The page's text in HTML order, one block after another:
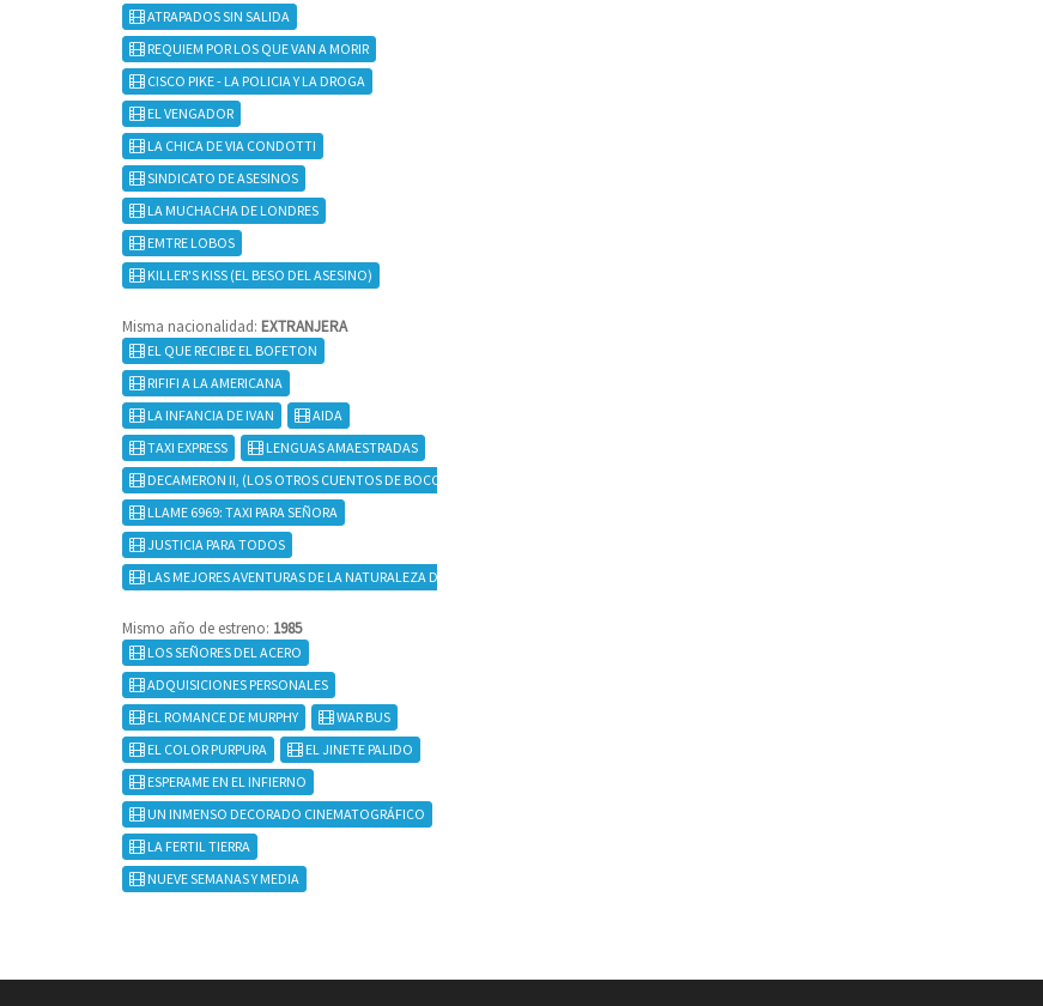
ATRAPADOS SIN SALIDA
REQUIEM POR LOS QUE VAN A MORIR
CISCO PIKE - LA POLICIA Y LA DROGA
EL VENGADOR
LA CHICA DE VIA CONDOTTI
SINDICATO DE ASESINOS
LA MUCHACHA DE LONDRES
EMTRE LOBOS
KILLER'S KISS (EL BESO DEL ASESINO)
Misma nacionalidad: EXTRANJERA
EL QUE RECIBE EL BOFETON
RIFIFI A LA AMERICANA
LA INFANCIA DE IVAN
AIDA
TAXI EXPRESS
LENGUAS AMAESTRADAS
DECAMERON II, (LOS OTROS CUENTOS DE BOCCACIO)
LLAME 6969: TAXI PARA SEÑORA
JUSTICIA PARA TODOS
LAS MEJORES AVENTURAS DE LA NATURALEZA DE WALT DISNEY
Mismo año de estreno: 1985
LOS SEÑORES DEL ACERO
ADQUISICIONES PERSONALES
EL ROMANCE DE MURPHY
WAR BUS
EL COLOR PURPURA
EL JINETE PALIDO
ESPERAME EN EL INFIERNO
UN INMENSO DECORADO CINEMATOGRÁFICO
LA FERTIL TIERRA
NUEVE SEMANAS Y MEDIA